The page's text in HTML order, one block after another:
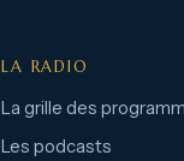
LA RADIO
La grille des
Les podcasts